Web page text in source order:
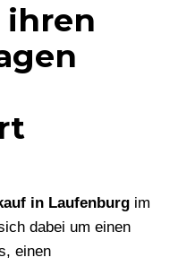
ihren
in Laufenburg im
dabei um einen
einen